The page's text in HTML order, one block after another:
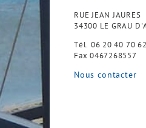
RUE JEAN JAURES
34300 LE GRAU
Tél. 06 20 40 70 62
Fax0467268557
Nous contacter